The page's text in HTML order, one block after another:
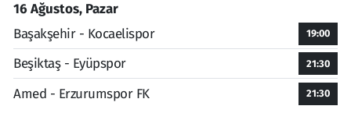
16 Ağustos, Pazar
Başakşehir - Kocaelispor
19:00
Beşiktaş - Eyüpspor 21:30
Amed - Erzurumspor FK 21:30